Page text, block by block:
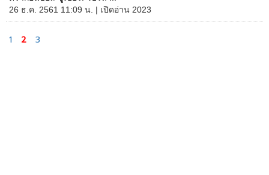
26 ธ.ค. 2561 11:09 น. | เปิดอ่าน 2023
1 2 3